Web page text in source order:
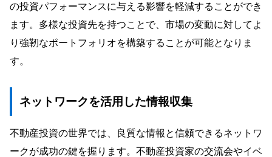
の投資パフォーマンスに与える影響を軽減することができ
ます。多様な投資先を持つことで、市場の変動に対してよ
り強靭なポートフォリオを構築することが可能となりま
す。
ネットワークを活用した情報収集
不動産投資の世界では、良質な情報と信頼できるネットワ
ークが成功の鍵を握ります。不動産投資家の交流会やイベ